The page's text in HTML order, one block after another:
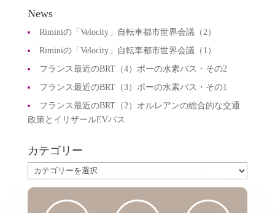
News
Riminiの「Velocity」自転車都市世界会議（2）
Riminiの「Velocity」自転車都市世界会議（1）
フランス最近のBRT（4）ポーの水素バス・その2
フランス最近のBRT（3）ポーの水素バス・その1
フランス最近のBRT（2）オルレアンの総合的な交通
政策とイリザールEVバス
カテゴリー
カ